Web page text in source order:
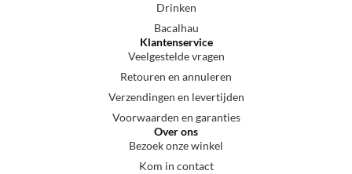
Drinken
Bacalhau
Klantenservice
Veelgestelde vragen
Retouren en annuleren
Verzendingen en levertijden
Voorwaarden en garanties
Over ons
Bezoek onze winkel
Kom in contact